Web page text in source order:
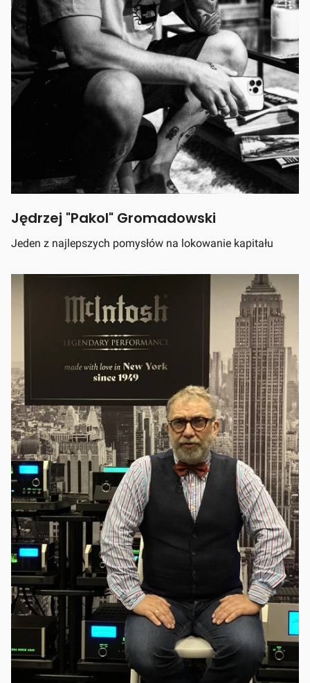
Jędrzej "Pakol" Gromadowski
Jeden z najlepszych pomysłów na lokowanie kapitału